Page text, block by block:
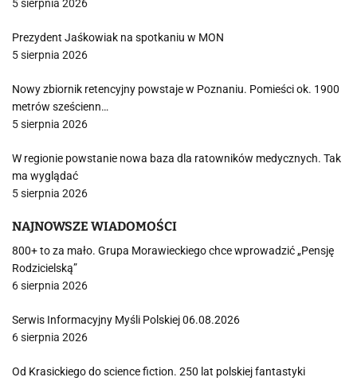
5 sierpnia 2026
Prezydent Jaśkowiak na spotkaniu w MON
5 sierpnia 2026
Nowy zbiornik retencyjny powstaje w Poznaniu. Pomieści ok. 1900
metrów sześcienn…
5 sierpnia 2026
W regionie powstanie nowa baza dla ratowników medycznych. Tak
ma wyglądać
5 sierpnia 2026
NAJNOWSZE WIADOMOŚCI
800+ to za mało. Grupa Morawieckiego chce wprowadzić „Pensję
Rodzicielską”
6 sierpnia 2026
Serwis Informacyjny Myśli Polskiej 06.08.2026
6 sierpnia 2026
Od Krasickiego do science fiction. 250 lat polskiej fantastyki